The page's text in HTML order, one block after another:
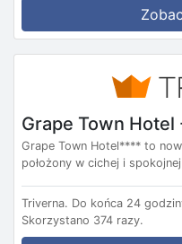
Grape Town Hotel
Grape Town Hotel**** to
położony w cichej i
Triverna. Do końca 24
Skorzystano 374 razy.